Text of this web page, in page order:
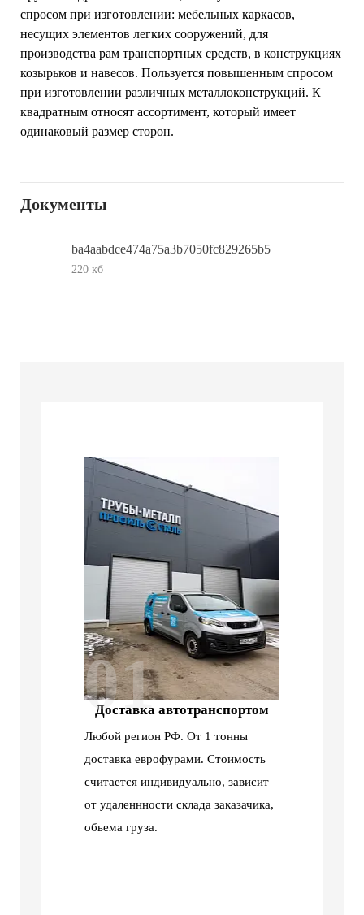
спросом при изготовлении: мебельных каркасов,
несущих элементов легких сооружений, для
производства рам транспортных средств, в конструкциях
козырьков и навесов. Пользуется повышенным спросом
при изготовлении различных металлоконструкций. К
квадратным относят ассортимент, который имеет
одинаковый размер сторон.
Документы
ba4aabdce474a75a3b7050fc829265b5
220 кб
01
Доставка автотранспортом
Любой регион РФ. От 1 тонны
доставка еврофурами. Стоимость
считается индивидуально, зависит
от удаленнности склада заказачика,
обьема груза.